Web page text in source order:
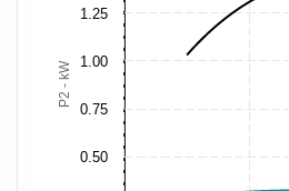
P2 - kW 1.00
0.50
0.75
1.25